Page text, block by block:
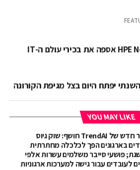
AI בים סוף – HPE Networking אספה את בכירי עולם ה-IT
יפתח היום בצל מגיפת הקורונה
YOU MAY LIKE
מחקר חדש של TrendAI חושף: שוק גיוס
בארגונים הפך לכלכלה מחתרתית
פושעי סייבר משלמים עשרות אלפי
לעובדים עבור גישה למערכות ארגוניות